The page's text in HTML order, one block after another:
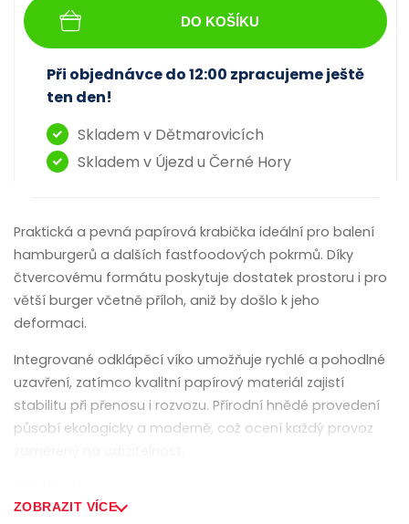
DO KOŠÍKU
Při objednávce do 12:00 zpracujeme ještě
ten den!
Skladem v Dětmarovicích
Skladem v Újezd u Černé Hory
Praktická a pevná papírová krabička ideální pro balení
hamburgerů a dalších fastfoodových pokrmů. Díky
čtvercovému formátu poskytuje dostatek prostoru i pro
větší burger včetně příloh, aniž by došlo k jeho
deformaci.
Integrované odklápěcí víko umožňuje rychlé a pohodlné
uzavření, zatímco kvalitní papírový materiál zajistí
stabilitu při přenosu i rozvozu. Přírodní hnědé provedení
působí ekologicky a moderně, což ocení každý provoz
ZOBRAZIT VÍCE